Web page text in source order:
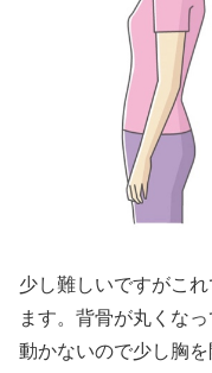
少し難しいですがこ
ます。背骨が丸くな
動かないので少し胸